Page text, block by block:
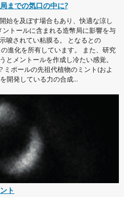
までの気口の中に?
始を及ぼす場合もあり、快適な涼し
トールに含まれる造幣局に影響を与
唆されてい粘膜る。 となるとの
進化を所有しています。 また、研究
メントールを作成し冷たい感覚。
ミポールの先祖代植物のミント(およ
開発している力の合成...
ト